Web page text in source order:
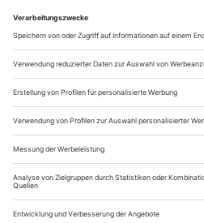
Decke herabhängenden
sich mit einer barocken Halskrause
melancholisch-schönes Bild des...
Mord im Schlachtraum
Verdi: Rigoletto
HALLE | OPER
Eigentlich liegt die Frage auf
nachdem der Vorhang gefallen
umgehen, dass ihm das einzig